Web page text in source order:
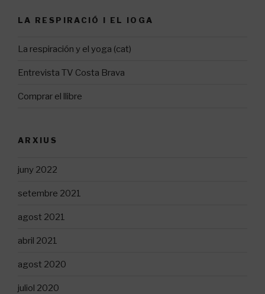
LA RESPIRACIÓ I EL IOGA
La respiración y el yoga (cat)
Entrevista TV Costa Brava
Comprar el llibre
ARXIUS
juny 2022
setembre 2021
agost 2021
abril 2021
agost 2020
juliol 2020